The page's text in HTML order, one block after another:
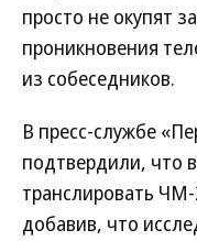
просто не окупят
проникновения
из собеседников.
В пресс-службе
подтвердили, что
транслировать
добавив, что